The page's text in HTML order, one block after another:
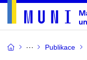
Publikace